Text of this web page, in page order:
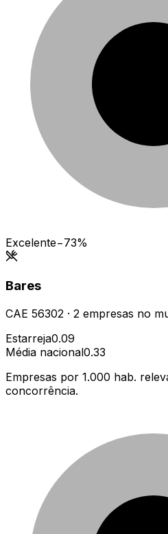
Excelente−73%
Bares
CAE 56302 · 2 empresas no
Estarreja0.09
Média nacional0.33
Empresas por 1.000 hab.
concorrência.